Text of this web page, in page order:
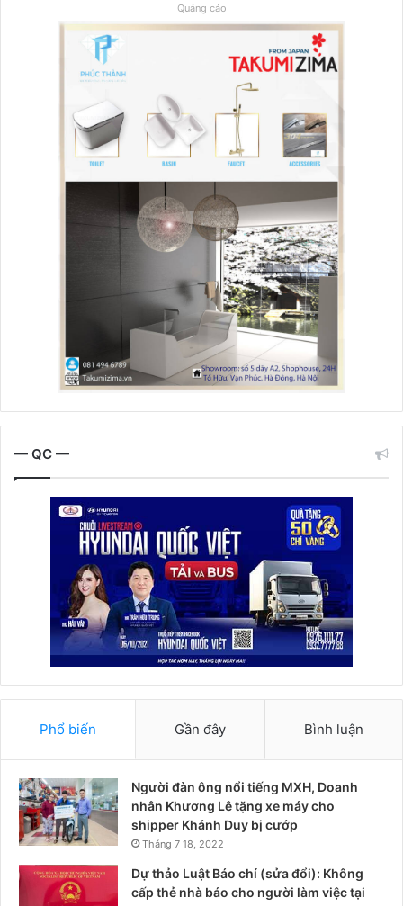
Quảng cáo
— QC —
Phổ biến Gần đây Bình luận
Người đàn ông nổi tiếng MXH, Doanh
nhân Khương Lê tặng xe máy cho
shipper Khánh Duy bị cướp
Tháng 7 18, 2022
Dự thảo Luật Báo chí (sửa đổi): Không
cấp thẻ nhà báo cho người làm việc tại